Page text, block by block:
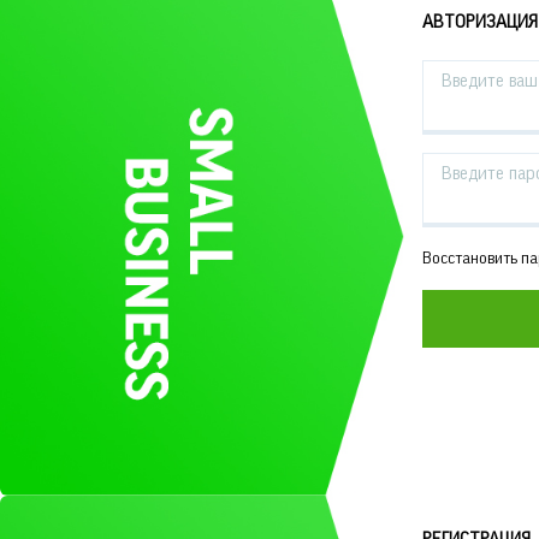
АВТОРИЗАЦИЯ
Введите
Введите
Восстановить